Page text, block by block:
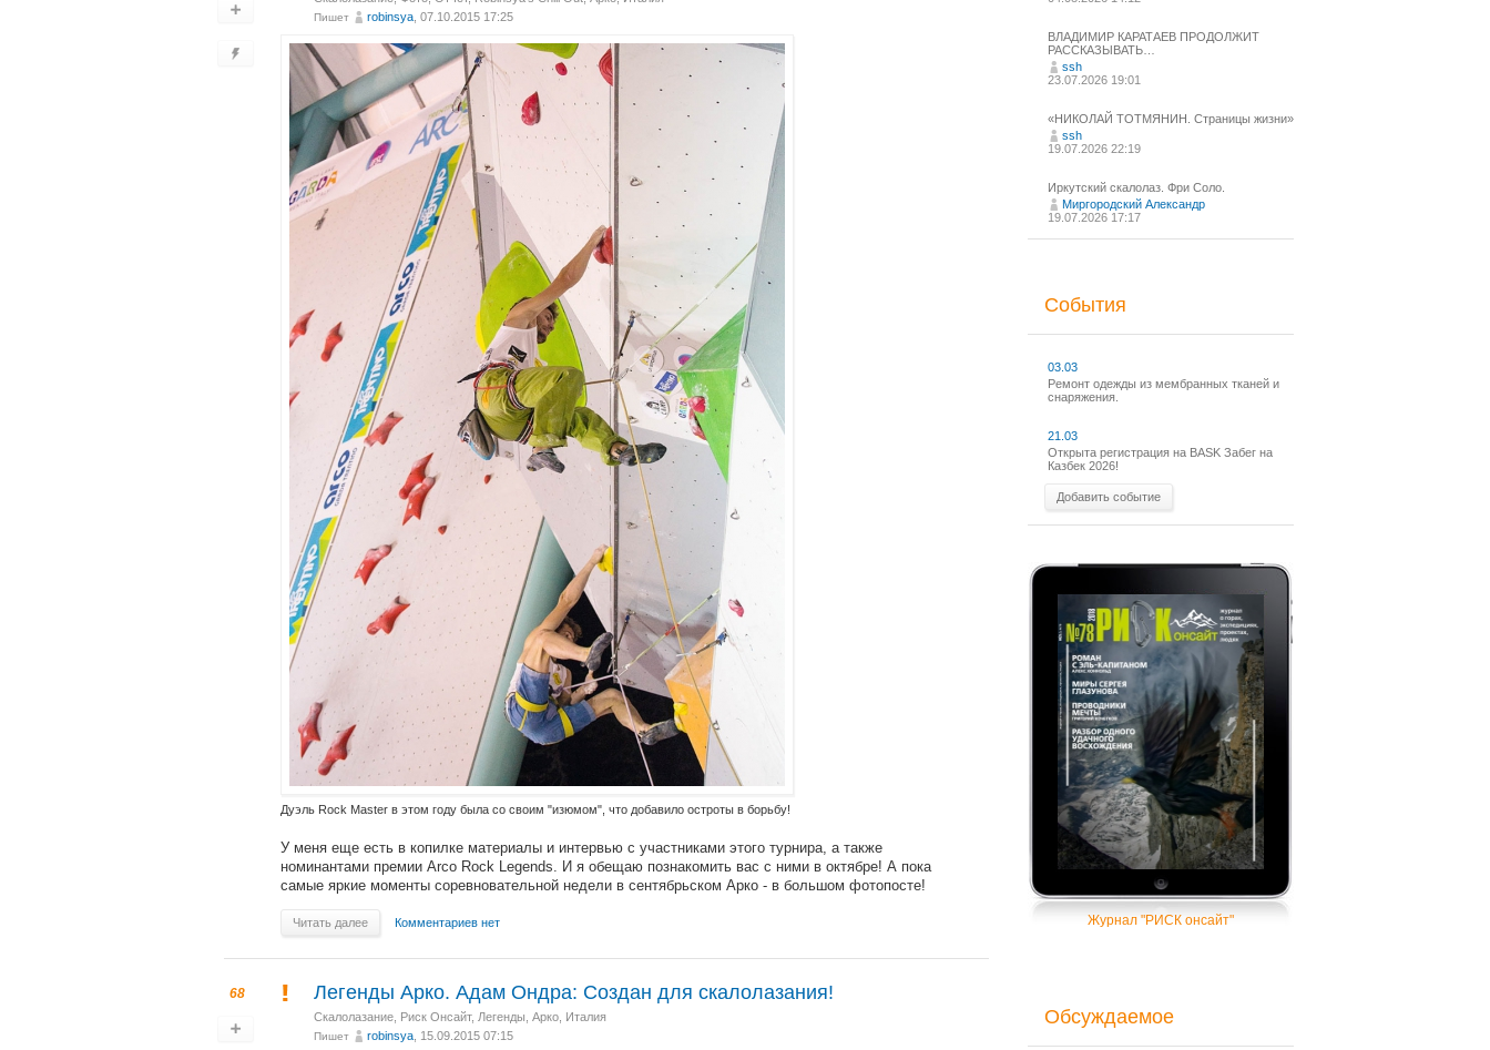
Пишет robinsya , 07.10.2015 17:25
Дуэль Rock Master в этом году была со своим "изюмом", что добавило остроты в борьбу!
У меня еще есть в копилке материалы и интервью с участниками этого турнира, а также
номинантами премии Arco Rock Legends. И я обещаю познакомить вас с ними в октябре! А пока
самые яркие моменты соревновательной недели в сентябрьском Арко - в большом фотопосте!
Читать далее Комментариев нет
68 Легенды Арко. Адам Ондра: Создан для скалолазания!
Скалолазание Риск Онсайт, Легенды Арко, Италия
Пишет robinsya , 15.09.2015 07:15
ВЛАДИМИР КАРАТАЕВ ПРОДОЛЖИТ
РАССКАЗЫВАТЬ…
ssh
23.07.2026 19:01
«НИКОЛАЙ ТОТМЯНИН. Страницы жизни»
ssh
19.07.2026 22:19
Иркутский скалолаз. Фри Соло.
Миргородский Александр
19.07.2026 17:17
События
03.03
Ремонт одежды из мембранных тканей и
снаряжения.
21.03
Открыта регистрация на BASK Забег на
Казбек 2026!
Добавить событие
Журнал "РИСК онсайт"
Обсуждаемое